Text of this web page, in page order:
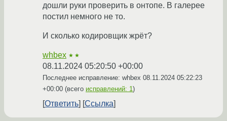
дошли руки проверить в онтопе. В галерее
постил немного не то.
И сколько кодировщик жрёт?
whbex ★★
08.11.2024 05:20:50 +00:00
Последнее исправление: whbex 08.11.2024 05:22:23
+00:00 (всего исправлений: 1 )
Ответить Ссылка